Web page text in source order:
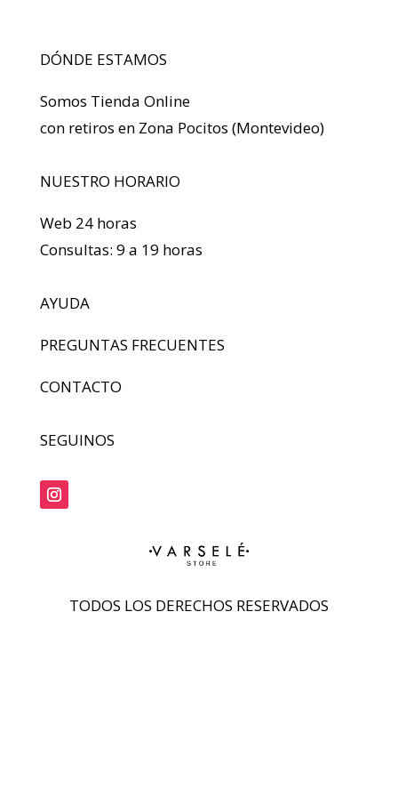
DÓNDE ESTAMOS
Somos Tienda Online
con retiros en Zona Pocitos (Montevideo)
NUESTRO HORARIO
Web 24 horas
Consultas: 9 a 19 horas
AYUDA
PREGUNTAS FRECUENTES
CONTACTO
SEGUINOS
TODOS LOS DERECHOS RESERVADOS